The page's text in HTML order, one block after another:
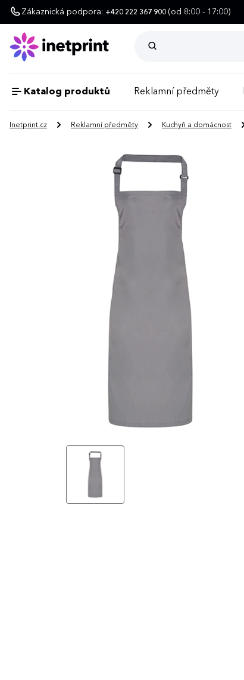
Zákaznická podpora: +420 222 367 900 (od 8:00 - 17:00)
Katalog produktů Reklamní předměty
Inetprint.cz Reklamní předměty Kuchyň a domácnost